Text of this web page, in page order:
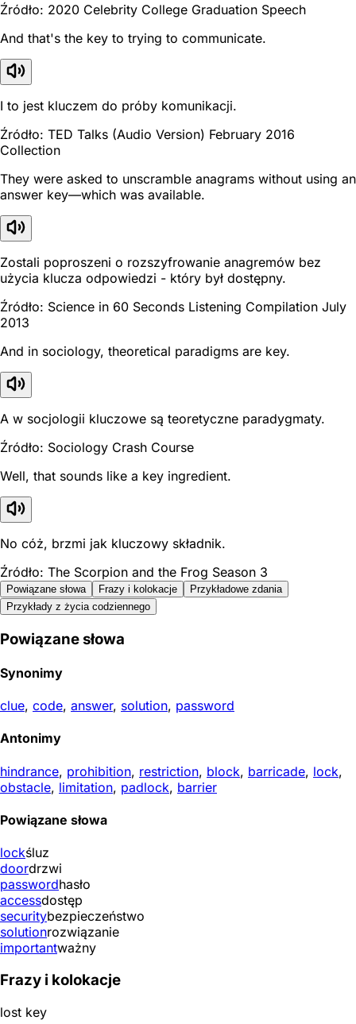
Źródło: 2020 Celebrity College Graduation Speech
And that's the key to trying to communicate.
I to jest kluczem do próby komunikacji.
Źródło: TED Talks (Audio Version) February 2016
Collection
They were asked to unscramble anagrams without using an
answer key—which was available.
Zostali poproszeni o rozszyfrowanie anagremów bez
użycia klucza odpowiedzi - który był dostępny.
Źródło: Science in 60 Seconds Listening Compilation July
2013
And in sociology, theoretical paradigms are key.
A w socjologii kluczowe są teoretyczne paradygmaty.
Źródło: Sociology Crash Course
Well, that sounds like a key ingredient.
No cóż, brzmi jak kluczowy składnik.
Źródło: The Scorpion and the Frog Season 3
Powiązane słowa Frazy i kolokacje
Przykładowe zdania
Przykłady z życia codziennego
Powiązane słowa
Synonimy
clue, code, answer, solution, password
Antonimy
hindrance, prohibition, restriction, block, barricade, lock,
obstacle, limitation, padlock, barrier
Powiązane słowa
lockśluz
doordrzwi
passwordhasło
accessdostęp
securitybezpieczeństwo
solutionrozwiązanie
importantważny
Frazy i kolokacje
lost key